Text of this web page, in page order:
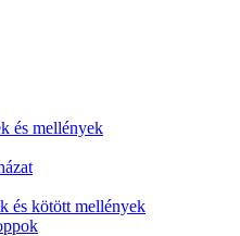
és mellények
és kötött mellények